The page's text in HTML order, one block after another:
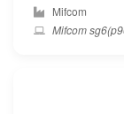
Mifcom
Mifcom